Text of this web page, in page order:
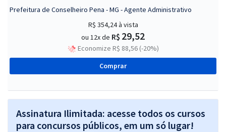
Prefeitura de Conselheiro Pena - MG - Agente Administrativo
R$ 354,24à vista
ou 12x de R$ 29,52
Economize R$ 88,56 (-20%)
Comprar
Assinatura Ilimitada: acesse todos os cursos
para concursos públicos, em um só lugar!